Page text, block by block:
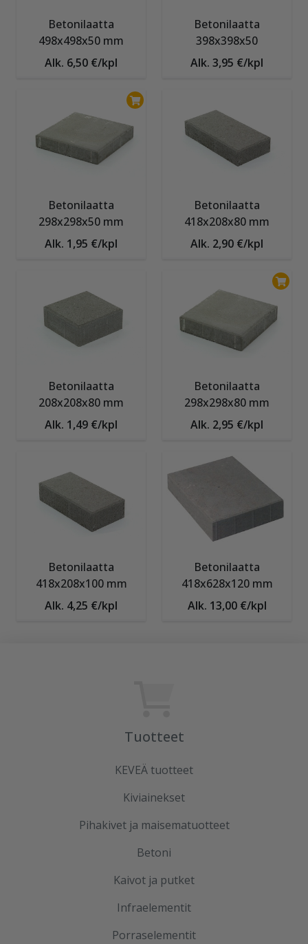
Betonilaatta
498x498x50 mm
Alk. 6,50 €/kpl
Betonilaatta
398x398x50
Alk. 3,95 €/kpl
Betonilaatta
298x298x50 mm
Alk. 1,95 €/kpl
Betonilaatta
418x208x80 mm
Alk. 2,90 €/kpl
Betonilaatta
208x208x80 mm
Alk. 1,49 €/kpl
Betonilaatta
298x298x80 mm
Alk. 2,95 €/kpl
Betonilaatta
418x208x100 mm
Alk. 4,25 €/kpl
Betonilaatta
418x628x120 mm
Alk. 13,00 €/kpl
Tuotteet
KEVEÄ tuotteet
Kiviainekset
Pihakivet ja maisematuotteet
Betoni
Kaivot ja putket
Infraelementit
Porraselementit